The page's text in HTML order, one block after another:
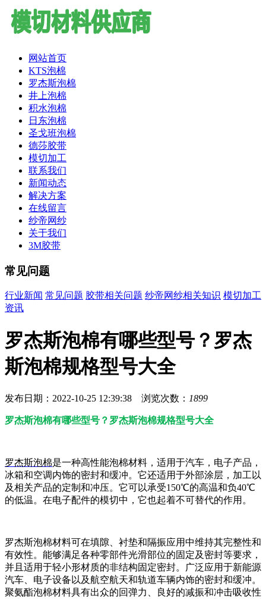
网站首页
KTS泡棉
罗杰斯泡棉
井上泡棉
积水泡棉
日东泡棉
圣戈班泡棉
德莎胶带
模切加工
联系我们
新闻动态
解决方案
在线留言
纱帝网纱
关于我们
3M胶带
常见问题
行业新闻 常见问题 胶带相关问题 纱帝网纱相关知识 模切加工
资讯
罗杰斯泡棉有哪些型号？罗杰
斯泡棉规格型号大全
发布日期：2022-10-25 12:39:38 浏览次数： 1899
罗杰斯泡棉有哪些型号？罗杰斯泡棉规格型号大全
罗杰斯泡棉是一种高性能泡棉材料，适用于汽车，电子产品，
冰箱和空调内饰的密封和缓冲。它还适用于外部涂层，加工以
及相关产品的定制和冲压。它可以承受150℃的高温和负40℃
的低温。在电子配件的模切中，它也起着不可替代的作用。
罗杰斯泡棉材料可在填隙、衬垫和隔振应用中维持其完整性和
有效性。能够满足各种零部件光滑部位的固定及密封等要求，
并且适用于轻小形材质的非结构固定密封。广泛应用于新能源
汽车、电子设备以及航空航天和轨道车辆内饰的密封和缓冲。
聚氨酯泡棉材料具有出众的回弹力、良好的减振和冲击吸收性